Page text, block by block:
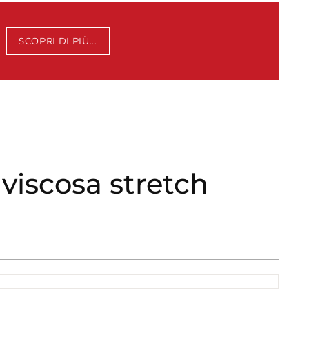
SCOPRI DI PIÙ...
stretch